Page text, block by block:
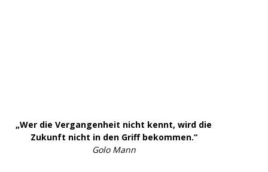
„Wer die Vergangenheit nicht kennt, wird die
Zukunft nicht in den Griff bekommen.“
Golo Mann